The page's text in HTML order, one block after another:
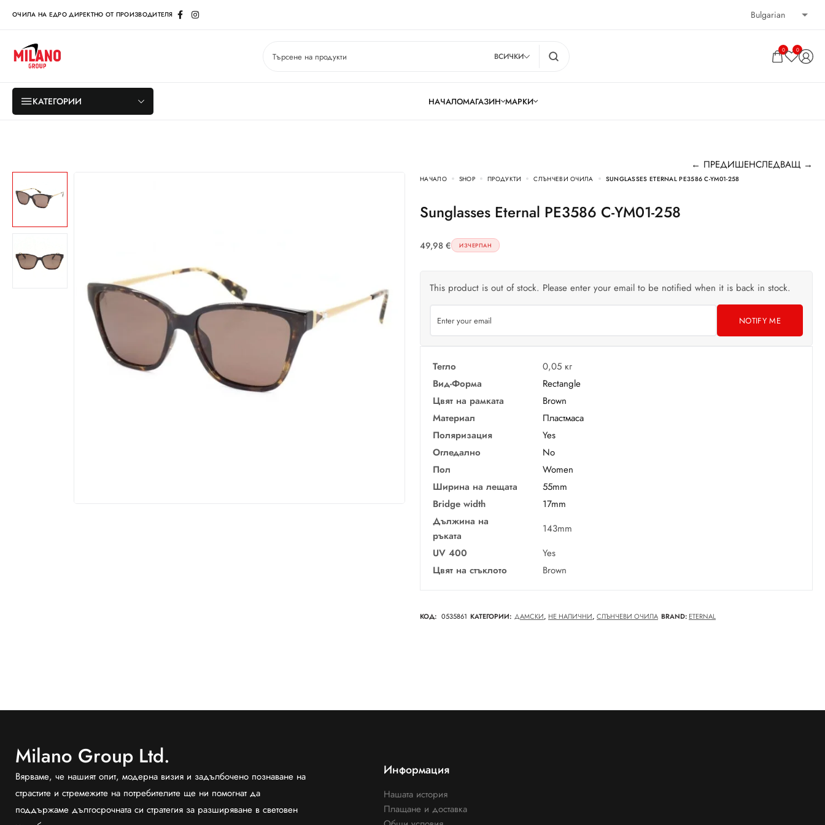
ОЧИЛА НА ЕДРО ДИРЕКТНО ОТ ПРОИЗВОДИТЕЛЯ
ВСИЧКИ
0 0
КАТЕГОРИИ НАЧАЛОМАГАЗИН МАРКИ
← ПРЕДИШЕНСЛЕДВАЩ →
НАЧАЛО SHOP ПРОДУКТИ СЛЪНЧЕВИ ОЧИЛА SUNGLASSES ETERNAL PE3586 C-YM01-258
Sunglasses Eternal PE3586 C-YM01-258
49,98 € ИЗЧЕРПАН
This product is out of stock. Please enter your email to be notified when it is back in stock.
NOTIFY ME
Тегло
0,05 кг
Вид-Форма
Rectangle
Цвят на рамката
Brown
Материал
Пластмаса
Поляризация
Yes
Огледално
No
Пол
Women
Ширина на лещата
55mm
Bridge width
17mm
Дължина на
ръката
143mm
UV 400
Yes
Цвят на стъклото
Brown
КОД: 0535861 КАТЕГОРИИ: ДАМСКИ, НЕ НАЛИЧНИ, СЛЪНЧЕВИ ОЧИЛА BRAND: ETERNAL
Milano Group Ltd.
Вярваме, че нашият опит, модерна визия и задълбочено познаване на
страстите и стремежите на потребителите ще ни помогнат да
поддържаме дългосрочната си стратегия за разширяване в световен
Информация
Нашата история
Плащане и доставка